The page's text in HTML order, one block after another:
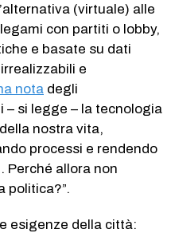
(virtuale) alle
con partiti o lobby,
e basate su dati
e
nota degli
– si legge – la tecnologia
nostra vita,
processi e rendendo
Perché allora non
politica?”.
esigenze della città: